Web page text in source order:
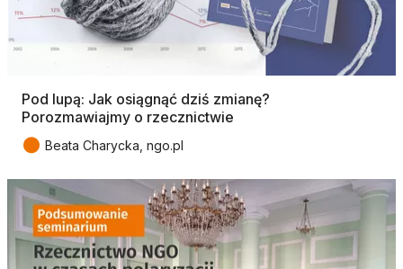
Pod lupą: Jak osiągnąć dziś zmianę?
Porozmawiajmy o rzecznictwie
● Beata Charycka, ngo.pl